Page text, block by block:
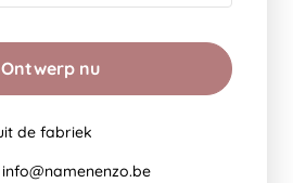
Ontwerp nu
de fabriek